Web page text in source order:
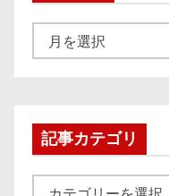
r
v
記事カテゴリ